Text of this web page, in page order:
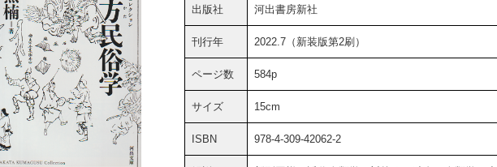
出版社 河出書房新社
刊行年 2022.7（新装版第2刷）
ページ数 584p
サイズ 15cm
ISBN 978-4-309-42062-2